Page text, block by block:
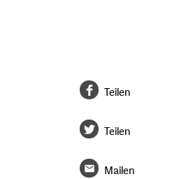
Teilen
Teilen
Mailen